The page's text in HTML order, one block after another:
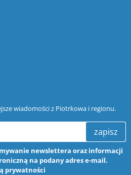
wiadomości z Piotrkowa i regionu.
zapisz
newslettera oraz informacji
na podany adres e-mail.
prywatności